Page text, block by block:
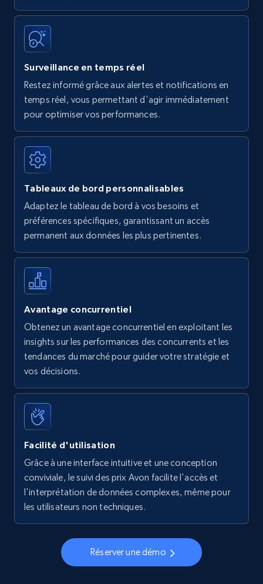
Surveillance en temps réel
Restez informé grâce aux alertes et notifications en
temps réel, vous permettant d'agir immédiatement
pour optimiser vos performances.
Tableaux de bord personnalisables
Adaptez le tableau de bord à vos besoins et
préférences spécifiques, garantissant un accès
permanent aux données les plus pertinentes.
Avantage concurrentiel
Obtenez un avantage concurrentiel en exploitant les
insights sur les performances des concurrents et les
tendances du marché pour guider votre stratégie et
vos décisions.
Facilité d'utilisation
Grâce à une interface intuitive et une conception
conviviale, le suivi des prix Avon facilite l'accès et
l'interprétation de données complexes, même pour
les utilisateurs non techniques.
Réserver une démo